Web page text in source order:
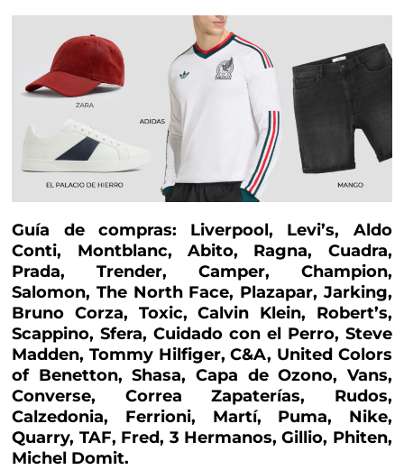
Guía de compras: Liverpool, Levi’s, Aldo
Conti, Montblanc, Abito, Ragna, Cuadra,
Prada, Trender, Camper, Champion,
Salomon, The North Face, Plazapar, Jarking,
Bruno Corza, Toxic, Calvin Klein, Robert’s,
Scappino, Sfera, Cuidado con el Perro, Steve
Madden, Tommy Hilfiger, C&A, United Colors
of Benetton, Shasa, Capa de Ozono, Vans,
Converse, Correa Zapaterías, Rudos,
Calzedonia, Ferrioni, Martí, Puma, Nike,
Quarry, TAF, Fred, 3 Hermanos, Gillio, Phiten,
Michel Domit.